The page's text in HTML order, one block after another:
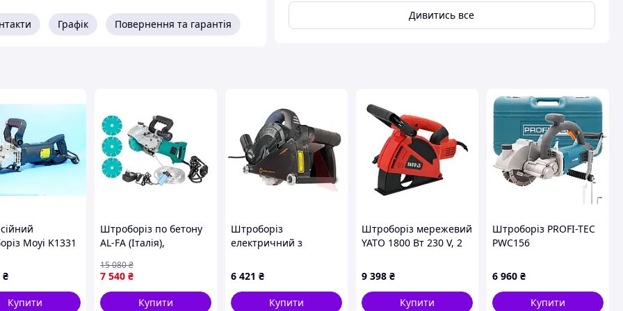
Дивитись все
приміщеннях, для влаштування технічних
при монтажі проводки, пов'язаної з
умови роботи
будь-якій глибині паза
Графік Повернення та гарантія
Moyi K1331
₴
Купити
Штроборіз по бетону
AL-FA (Італія),
газоблоку,
Електроштроборіз,
Електричний
7 540 ₴
15 080₴
Купити
Штроборіз
електричний з
WSM1008
6 421 ₴
Купити
Штроборіз мережевий
YATO 1800 Вт 230 V, 2
глибина/ ширина- 40/
30 мм [2]
9 398 ₴
Купити
Штроборіз PROFI-TEC
PWC156
6 960 ₴
Купити